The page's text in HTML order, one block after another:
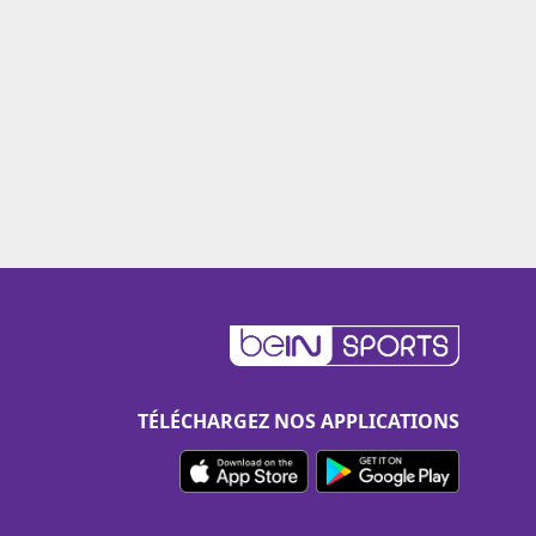
TÉLÉCHARGEZ NOS APPLICATIONS